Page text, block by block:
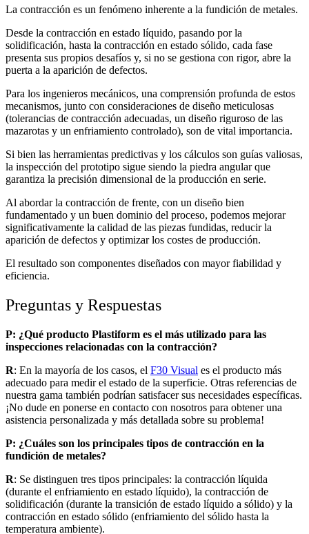
La contracción es un fenómeno inherente a la fundición de metales.
Desde la contracción en estado líquido, pasando por la
solidificación, hasta la contracción en estado sólido, cada fase
presenta sus propios desafíos y, si no se gestiona con rigor, abre la
puerta a la aparición de defectos.
Para los ingenieros mecánicos, una comprensión profunda de estos
mecanismos, junto con consideraciones de diseño meticulosas
(tolerancias de contracción adecuadas, un diseño riguroso de las
mazarotas y un enfriamiento controlado), son de vital importancia.
Si bien las herramientas predictivas y los cálculos son guías valiosas,
la inspección del prototipo sigue siendo la piedra angular que
garantiza la precisión dimensional de la producción en serie.
Al abordar la contracción de frente, con un diseño bien
fundamentado y un buen dominio del proceso, podemos mejorar
significativamente la calidad de las piezas fundidas, reducir la
aparición de defectos y optimizar los costes de producción.
El resultado son componentes diseñados con mayor fiabilidad y
eficiencia.
Preguntas y Respuestas
P: ¿Qué producto Plastiform es el más utilizado para las
inspecciones relacionadas con la contracción?
R: En la mayoría de los casos, el F30 Visual es el producto más
adecuado para medir el estado de la superficie. Otras referencias de
nuestra gama también podrían satisfacer sus necesidades específicas.
¡No dude en ponerse en contacto con nosotros para obtener una
asistencia personalizada y más detallada sobre su problema!
P: ¿Cuáles son los principales tipos de contracción en la
fundición de metales?
R: Se distinguen tres tipos principales: la contracción líquida
(durante el enfriamiento en estado líquido), la contracción de
solidificación (durante la transición de estado líquido a sólido) y la
contracción en estado sólido (enfriamiento del sólido hasta la
temperatura ambiente).